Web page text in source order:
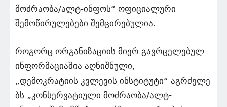
მოძრაობა/ალტ-ინფოს“ ოფიციალური
შემოწირულებები შემცირებულია.
როგორც ორგანიზაციის მიერ გავრცელებულ
ინფორმაციაშია აღნიშნული,
„დემოკრატიის კვლევის ინსტიტუტი“ აგრძელე
ბს „კონსერვატიული მოძრაობა/ალტ-